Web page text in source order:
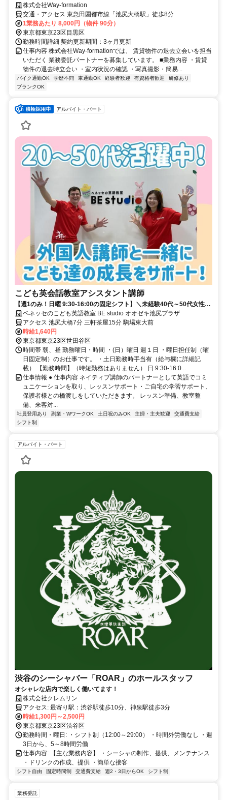
株式会社Way-formation
交通・アクセス 東急田園都市線「池尻大橋駅」徒歩8分
1業務あたり 8,000円（物件 90分）
東京都東京23区目黒区
勤務時間詳細 契約更新期間：3ヶ月更新
仕事内容 株式会社Way-formationでは、 賃貸物件の退去立会いを担当
いただく 業務委託パートナーを募集しています。 ■業務内容 ・賃貸
物件の退去時立会い ・室内状況の確認 ・写真撮影・簡易...
バイク通勤OK 学歴不問 車通勤OK 経験者歓迎 有資格者歓迎
研修あり
ブランクOK
アルバイト・パート
こども英会話教室アシスタント講師
【週1のみ！日曜 9:30-16:00の固定シフト】＼未経験40代～50代女性中
心に活躍する職場です／
ベネッセのこども英語教室 BE studio オオゼキ池尻プラザ
アクセス 池尻大橋7分 三軒茶屋15分 駒場東大前
時給1,640円
東京都東京23区世田谷区
時間帯 朝、昼 勤務曜日・時間 ・(日）曜日 週１日 ・曜日担任制（曜
日固定制）のお仕事です。 ・土日勤務時手当有（給与欄に詳細記
載） 【勤務時間】（時短勤務はありません） 日 9:30-16:0...
仕事情報 ● 仕事内容 ネイティブ講師のパートナーとして英語でコミ
ュニケーションを取り、レッスンサポート・ご自宅の学習サポート、
保護者様との橋渡しをしていただきます。 レッスン準備、教室整
備、来客対...
社員登用あり 副業・WワークOK 土日祝のみOK 主婦・主夫歓迎
交通費支給
シフト制
アルバイト・パート
渋谷のシーシャバー「ROAR」のホールスタッフ
オシャレな店内で楽しく働いてます！
株式会社クレムリン
アクセス: 最寄り駅：渋谷駅徒歩10分、神泉駅徒歩3分
時給1,300円～2,500円
東京都東京23区渋谷区
勤務時間・曜日: ・シフト制（12:00～29:00） ・時間外労働なし ・週
3日から、5～8時間労働
仕事内容: 【主な業務内容】 ・シーシャの制作、提供、メンテナンス
・ドリンクの作成、提供 ・簡単な接客
シフト自由 固定時間制 交通費支給 週2・3日からOK シフト制
業務委託